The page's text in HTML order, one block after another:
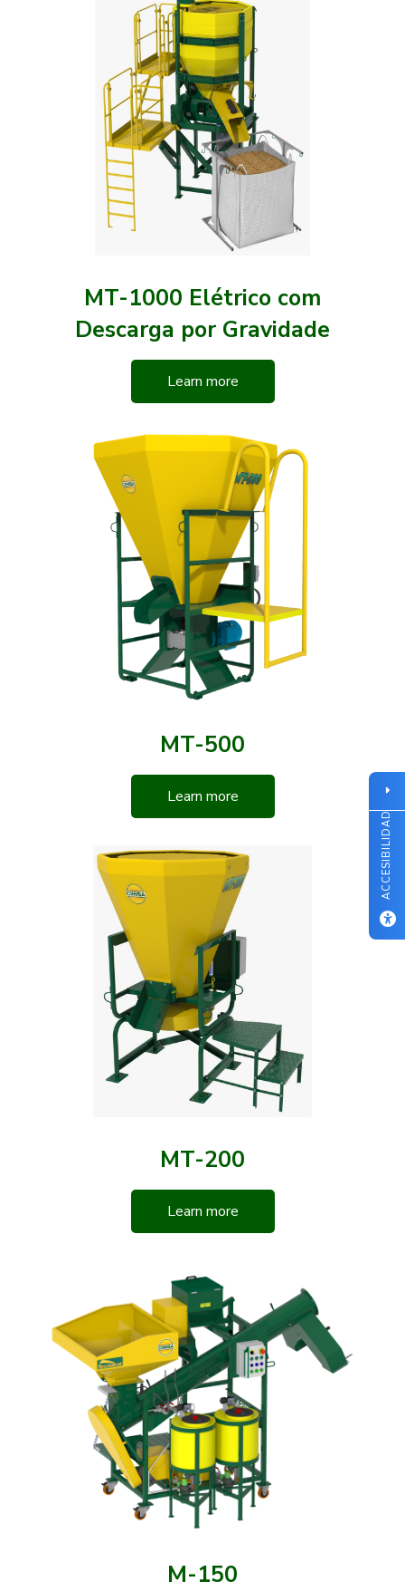
MT-1000 Elétrico com
Descarga por Gravidade
Learn more
MT-500
Learn more
MT-200
Learn more
M-150
ACCESIBILIDAD